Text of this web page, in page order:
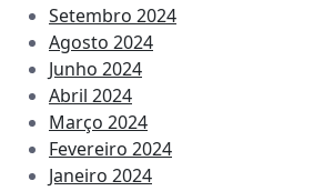
Setembro 2024
Agosto 2024
Junho 2024
Abril 2024
Março 2024
Fevereiro 2024
Janeiro 2024